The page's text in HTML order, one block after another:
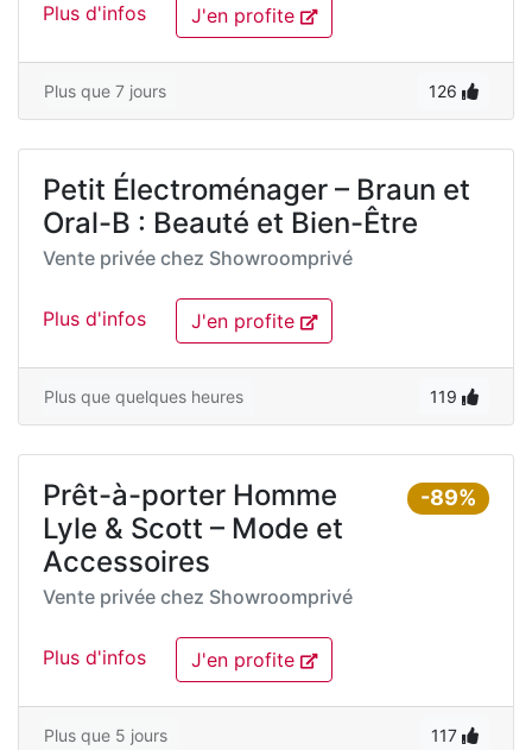
Plus d'infos J'en profite
Plus que 7 jours 126
Petit Électroménager – Braun et
Oral-B : Beauté et Bien-Être
Vente privée chez Showroomprivé
Plus d'infos J'en profite
Plus que quelques heures 119
-89%
Prêt-à-porter Homme
Lyle & Scott – Mode et
Accessoires
Vente privée chez Showroomprivé
Plus d'infos J'en profite
Plus que 5 jours 117